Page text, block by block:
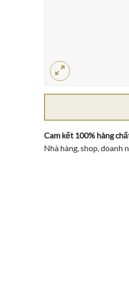
Cam kết 100% hàng
Nhà hàng, shop, doanh